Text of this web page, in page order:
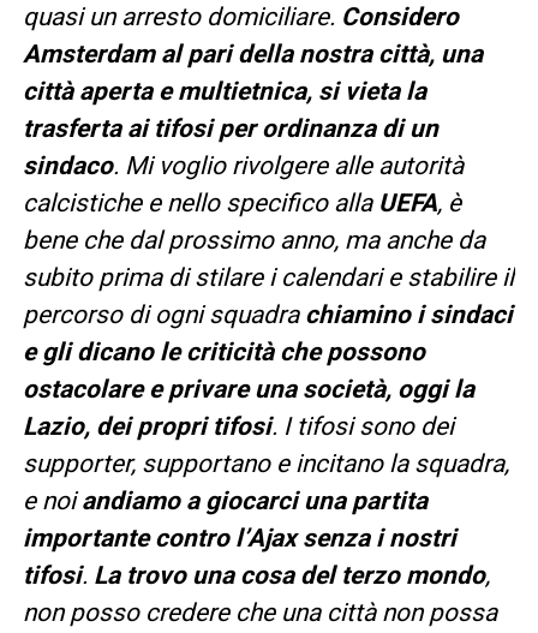
quasi un arresto domiciliare. Considero
Amsterdam al pari della nostra città, una
città aperta e multietnica, si vieta la
trasferta ai tifosi per ordinanza di un
sindaco. Mi voglio rivolgere alle autorità
calcistiche e nello specifico alla UEFA, è
bene che dal prossimo anno, ma anche da
subito prima di stilare i calendari e stabilire il
percorso di ogni squadra chiamino i sindaci
e gli dicano le criticità che possono
ostacolare e privare una società, oggi la
Lazio, dei propri tifosi. I tifosi sono dei
supporter, supportano e incitano la squadra,
e noiandiamo a giocarci una partita
importante contro l’Ajax senza i nostri
tifosi. La trovo una cosa del terzo mondo,
non posso credere che una città non possa